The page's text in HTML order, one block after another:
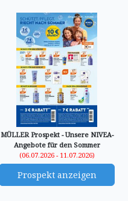
MÜLLER Prospekt - Unsere NIVEA-
Angebote für den Sommer
(06.07.2026 - 11.07.2026)
Prospekt anzeigen